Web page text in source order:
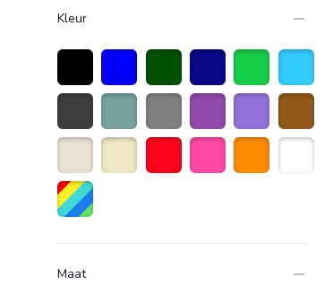
Kleur
Zwart Blauw donkergroenDonkerblauw
Groen Lichtblauw
DonkergrijsOlijfgroenGrijs Paars LichtpaarsBruin
Gebroken Wit
Maat